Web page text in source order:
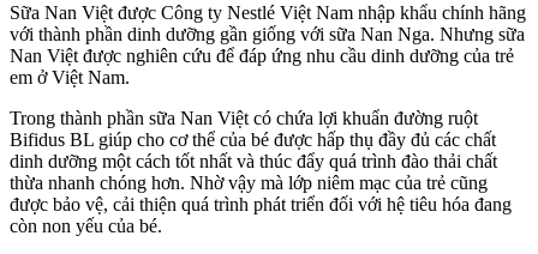
Sữa Nan Việt được Công ty Nestlé Việt Nam nhập khẩu chính hãng
với thành phần dinh dưỡng gần giống với sữa Nan Nga. Nhưng sữa
Nan Việt được nghiên cứu để đáp ứng nhu cầu dinh dưỡng của trẻ
em ở Việt Nam.
Trong thành phần sữa Nan Việt có chứa lợi khuẩn đường ruột
Bifidus BL giúp cho cơ thể của bé được hấp thụ đầy đủ các chất
dinh dưỡng một cách tốt nhất và thúc đẩy quá trình đào thải chất
thừa nhanh chóng hơn. Nhờ vậy mà lớp niêm mạc của trẻ cũng
được bảo vệ, cải thiện quá trình phát triển đối với hệ tiêu hóa đang
còn non yếu của bé.